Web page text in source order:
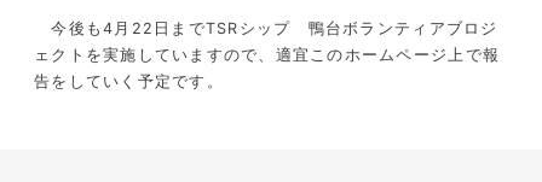
今後も4月22日までTSRシップ 鴨台ボランティアブロジ
ェクトを実施していますので、適宜このホームページ上で報
告をしていく予定です。